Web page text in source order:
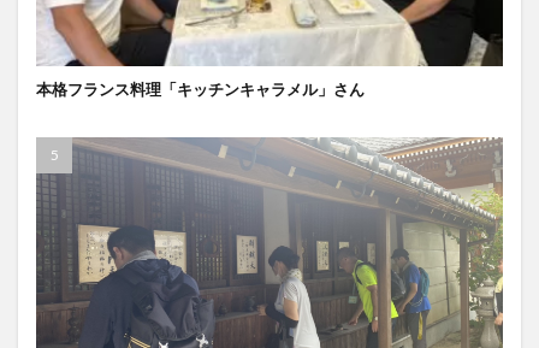
本格フランス料理「キッチンキャラメル」さん